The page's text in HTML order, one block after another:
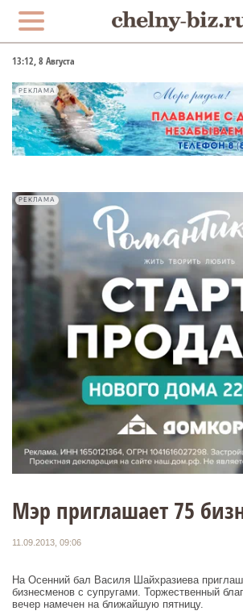
13:12, 8 Августа
РЕКЛАМА
РЕКЛАМА
Мэр приглашает 75
11.09.2013, 09:06
На Осенний бал Василя Шайхразиева
бизнесменов с супругами. Торжественный
вечер намечен на ближайшую пятницу.